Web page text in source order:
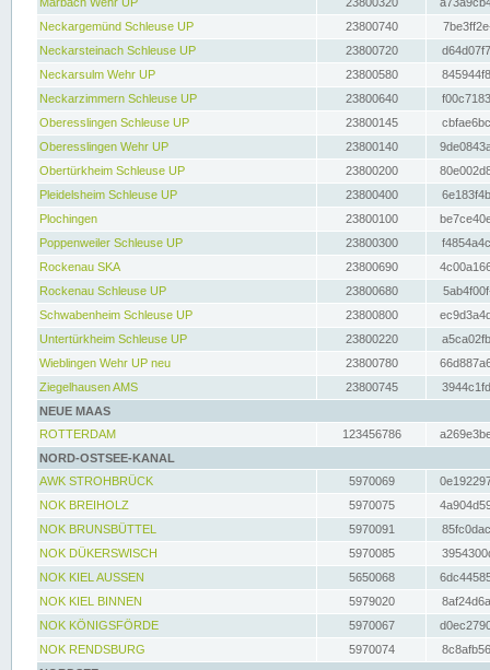
Neckargemünd Schleuse UP
23800740
Neckarsteinach Schleuse UP
23800720
Neckarsulm Wehr UP
23800580
Neckarzimmern Schleuse UP
23800640
Oberesslingen Schleuse UP
23800145
Oberesslingen Wehr UP
23800140
Obertürkheim Schleuse UP
23800200
Pleidelsheim Schleuse UP
23800400
Plochingen
23800100
Poppenweiler Schleuse UP
23800300
Rockenau SKA
23800690
Rockenau Schleuse UP
23800680
Schwabenheim Schleuse UP
23800800
Untertürkheim Schleuse UP
23800220
Wieblingen Wehr UP neu
23800780
Ziegelhausen AMS
23800745
NEUE MAAS
ROTTERDAM
123456786
NORD-OSTSEE-KANAL
AWK STROHBRÜCK
5970069
NOK BREIHOLZ
5970075
NOK BRUNSBÜTTEL
5970091
NOK DÜKERSWISCH
5970085
NOK KIEL AUSSEN
5650068
NOK KIEL BINNEN
5979020
NOK KÖNIGSFÖRDE
5970067
NOK RENDSBURG
5970074